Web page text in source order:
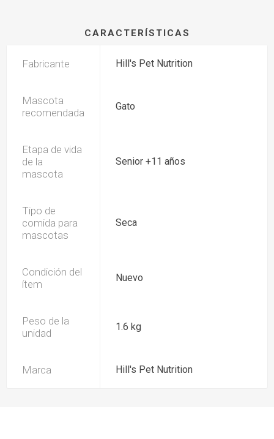
CARACTERÍSTICAS
Fabricante Hill's Pet Nutrition
Mascota
recomendada
Gato
Etapa de vida
de la
mascota
Senior +11 años
Tipo de
comida para
mascotas
Seca
Condición del
ítem
Nuevo
Peso de la
unidad
1.6 kg
Marca Hill's Pet Nutrition